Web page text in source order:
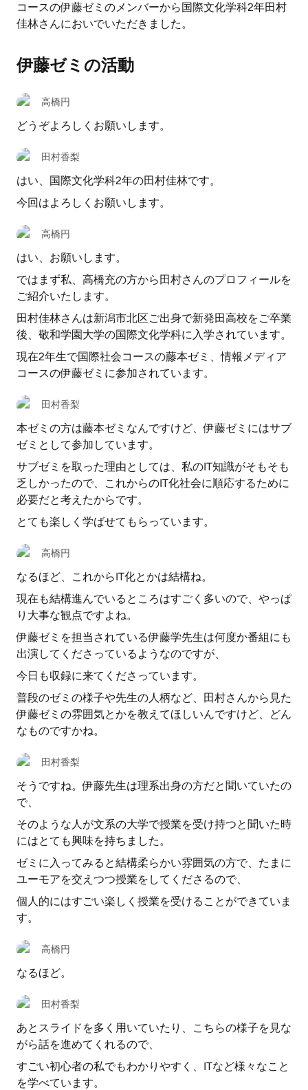
コースの伊藤ゼミのメンバーから国際文化学科2年田村
佳林さんにおいでいただきました。
伊藤ゼミの活動
高橋円
どうぞよろしくお願いします。
田村香梨
はい、国際文化学科2年の田村佳林です。
今回はよろしくお願いします。
高橋円
はい、お願いします。
ではまず私、高橋充の方から田村さんのプロフィールを
ご紹介いたします。
田村佳林さんは新潟市北区ご出身で新発田高校をご卒業
後、敬和学園大学の国際文化学科に入学されています。
現在2年生で国際社会コースの藤本ゼミ、情報メディア
コースの伊藤ゼミに参加されています。
田村香梨
本ゼミの方は藤本ゼミなんですけど、伊藤ゼミにはサブ
ゼミとして参加しています。
サブゼミを取った理由としては、私のIT知識がそもそも
乏しかったので、これからのIT化社会に順応するために
必要だと考えたからです。
とても楽しく学ばせてもらっています。
高橋円
なるほど、これからIT化とかは結構ね。
現在も結構進んでいるところはすごく多いので、やっぱ
り大事な観点ですよね。
伊藤ゼミを担当されている伊藤学先生は何度か番組にも
出演してくださっているようなのですが、
今日も収録に来てくださっています。
普段のゼミの様子や先生の人柄など、田村さんから見た
伊藤ゼミの雰囲気とかを教えてほしいんですけど、どん
なものですかね。
田村香梨
そうですね。伊藤先生は理系出身の方だと聞いていたの
で、
そのような人が文系の大学で授業を受け持つと聞いた時
にはとても興味を持ちました。
ゼミに入ってみると結構柔らかい雰囲気の方で、たまに
ユーモアを交えつつ授業をしてくださるので、
個人的にはすごい楽しく授業を受けることができていま
す。
高橋円
なるほど。
田村香梨
あとスライドを多く用いていたり、こちらの様子を見な
がら話を進めてくれるので、
すごい初心者の私でもわかりやすく、ITなど様々なこと
を学べています。